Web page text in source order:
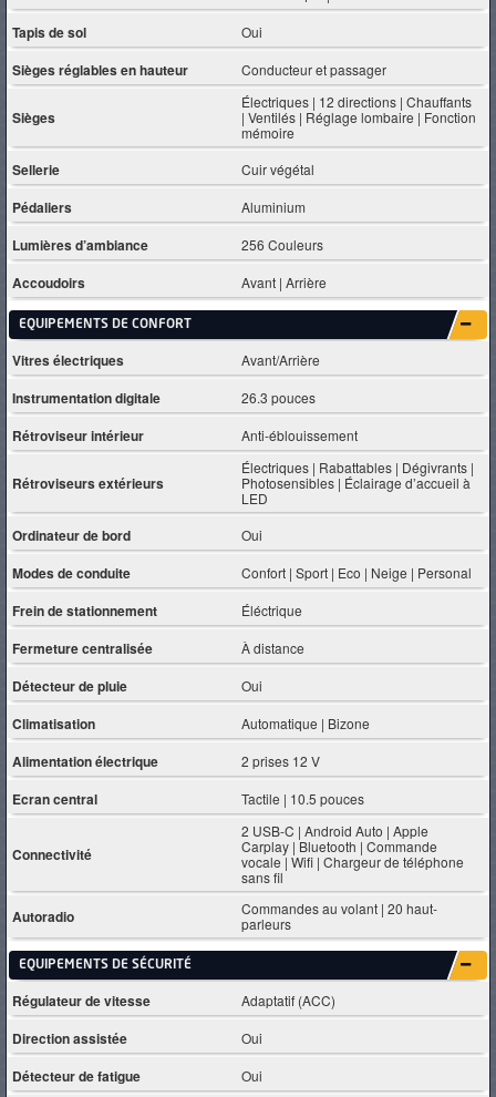
Tapis de sol Oui
Sièges réglables en hauteur Conducteur et passager
Sièges
Électriques | 12 directions | Chauffants
| Ventilés | Réglage lombaire | Fonction
mémoire
Sellerie Cuir végétal
Pédaliers Aluminium
Lumières d’ambiance 256 Couleurs
Accoudoirs Avant | Arrière
EQUIPEMENTS DE CONFORT
Vitres électriques Avant/Arrière
Instrumentation digitale 26.3 pouces
Rétroviseur intérieur Anti-éblouissement
Rétroviseurs extérieurs
Électriques | Rabattables | Dégivrants |
Photosensibles | Éclairage d’accueil à
LED
Ordinateur de bord Oui
Modes de conduite Confort | Sport | Eco | Neige | Personal
Frein de stationnement Éléctrique
Fermeture centralisée À distance
Détecteur de pluie Oui
Climatisation Automatique | Bizone
Alimentation électrique 2 prises 12 V
Ecran central Tactile | 10.5 pouces
Connectivité
2 USB-C | Android Auto | Apple
Carplay | Bluetooth | Commande
vocale | Wifi | Chargeur de téléphone
sans fil
Autoradio
Commandes au volant | 20 haut-
parleurs
EQUIPEMENTS DE SÉCURITÉ
Régulateur de vitesse Adaptatif (ACC)
Direction assistée Oui
Détecteur de fatigue Oui